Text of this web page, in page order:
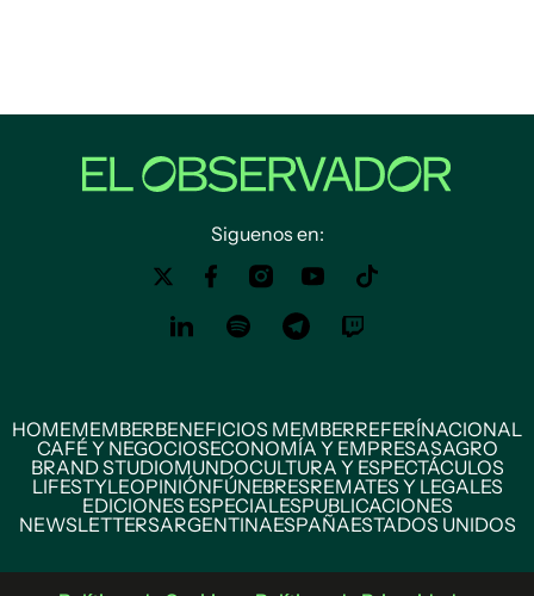
Siguenos en:
HOMEMEMBERBENEFICIOS MEMBERREFERÍNACIONAL
CAFÉ Y NEGOCIOSECONOMÍA Y EMPRESASAGRO
BRAND STUDIOMUNDOCULTURA Y ESPECTÁCULOS
LIFESTYLEOPINIÓNFÚNEBRESREMATES Y LEGALES
EDICIONES ESPECIALESPUBLICACIONES
NEWSLETTERSARGENTINAESPAÑAESTADOS UNIDOS